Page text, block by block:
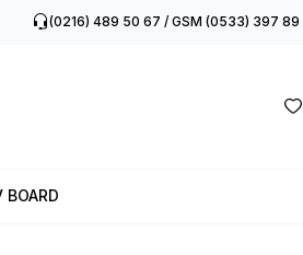
(0216) 489 50 67 / GSM (0533) 397 89
BOARD